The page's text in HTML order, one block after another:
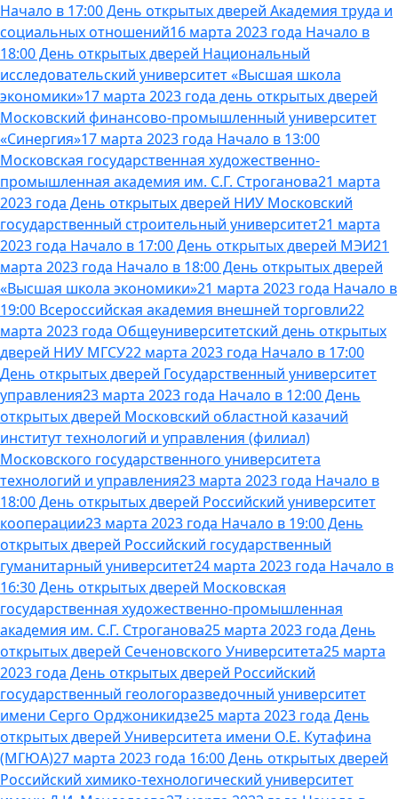
Начало в 17:00 День открытых дверей Академия труда и
социальных отношений16 марта 2023 года Начало в
18:00 День открытых дверей Национальный
исследовательский университет «Высшая школа
экономики»17 марта 2023 года день открытых дверей
Московский финансово-промышленный университет
«Синергия»17 марта 2023 года Начало в 13:00
Московская государственная художественно-
промышленная академия им. С.Г. Строганова21 марта
2023 года День открытых дверей НИУ Московский
государственный строительный университет21 марта
2023 года Начало в 17:00 День открытых дверей МЭИ21
марта 2023 года Начало в 18:00 День открытых дверей
«Высшая школа экономики»21 марта 2023 года Начало в
19:00 Всероссийская академия внешней торговли22
марта 2023 года Общеуниверситетский день открытых
дверей НИУ МГСУ22 марта 2023 года Начало в 17:00
День открытых дверей Государственный университет
управления23 марта 2023 года Начало в 12:00 День
открытых дверей Московский областной казачий
институт технологий и управления (филиал)
Московского государственного университета
технологий и управления23 марта 2023 года Начало в
18:00 День открытых дверей Российский университет
кооперации23 марта 2023 года Начало в 19:00 День
открытых дверей Российский государственный
гуманитарный университет24 марта 2023 года Начало в
16:30 День открытых дверей Московская
государственная художественно-промышленная
академия им. С.Г. Строганова25 марта 2023 года День
открытых дверей Сеченовского Университета25 марта
2023 года День открытых дверей Российский
государственный геологоразведочный университет
имени Серго Орджоникидзе25 марта 2023 года День
открытых дверей Университета имени О.Е. Кутафина
(МГЮА)27 марта 2023 года 16:00 День открытых дверей
Российский химико-технологический университет